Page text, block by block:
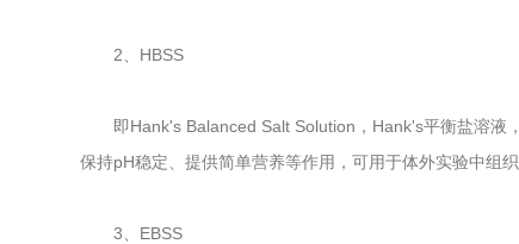
2、HBSS
即Hank's Balanced Salt Solution，Hank's平衡盐溶液，
保持pH稳定、提供简单营养等作用，可用于体外实验中组
3、EBSS